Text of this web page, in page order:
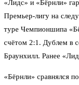
«Лидс» и «Бёрнли»
Премьер-лигу на
туре Чемпионшипа
счётом 2:1. Дублем в
Браунхилл. Ранее
«Бёрнли» сравнялся